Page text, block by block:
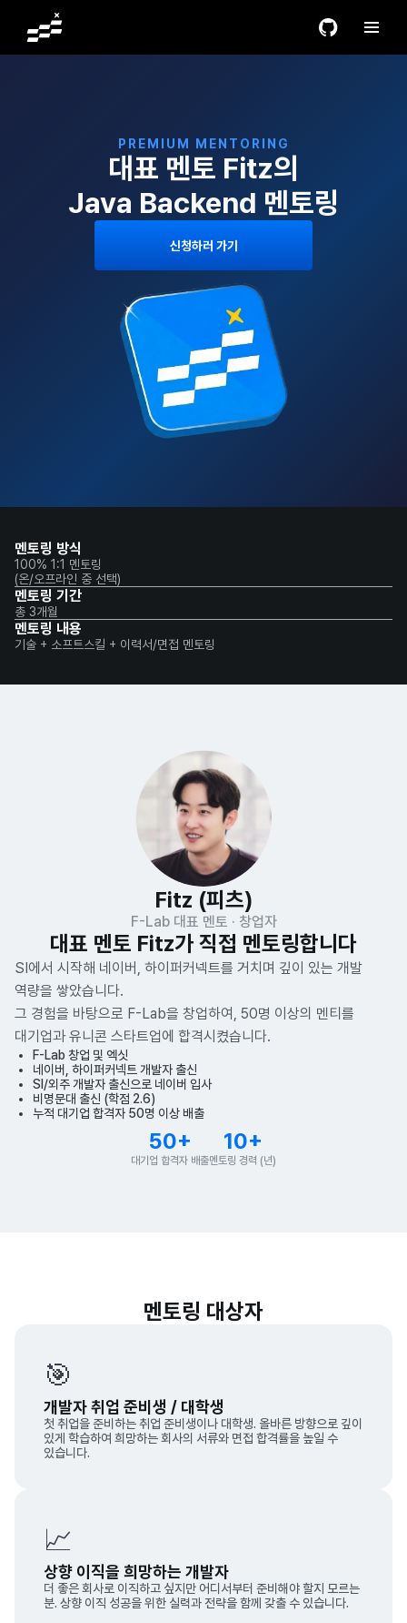
PREMIUM MENTORING
대표 멘토 Fitz의
Java Backend 멘토링
신청하러 가기
멘토링 방식
100% 1:1 멘토링
(온/오프라인 중 선택)
멘토링 기간
총 3개월
멘토링 내용
기술 + 소프트스킬 + 이력서/면접 멘토링
Fitz (피츠)
F-Lab 대표 멘토 · 창업자
대표 멘토 Fitz가 직접 멘토링합니다
SI에서 시작해 네이버, 하이퍼커넥트를 거치며 깊이 있는 개발
역량을 쌓았습니다.
그 경험을 바탕으로 F-Lab을 창업하여, 50명 이상의 멘티를
대기업과 유니콘 스타트업에 합격시켰습니다.
F-Lab 창업 및 엑싯
네이버, 하이퍼커넥트 개발자 출신
SI/외주 개발자 출신으로 네이버 입사
비명문대 출신 (학점 2.6)
누적 대기업 합격자 50명 이상 배출
50+
대기업 합격자 배출
10+
멘토링 경력 (년)
멘토링 대상자
🎯
개발자 취업 준비생 / 대학생
첫 취업을 준비하는 취업 준비생이나 대학생. 올바른 방향으로 깊이
있게 학습하여 희망하는 회사의 서류와 면접 합격률을 높일 수
있습니다.
📈
상향 이직을 희망하는 개발자
더 좋은 회사로 이직하고 싶지만 어디서부터 준비해야 할지 모르는
분. 상향 이직 성공을 위한 실력과 전략을 함께 갖출 수 있습니다.